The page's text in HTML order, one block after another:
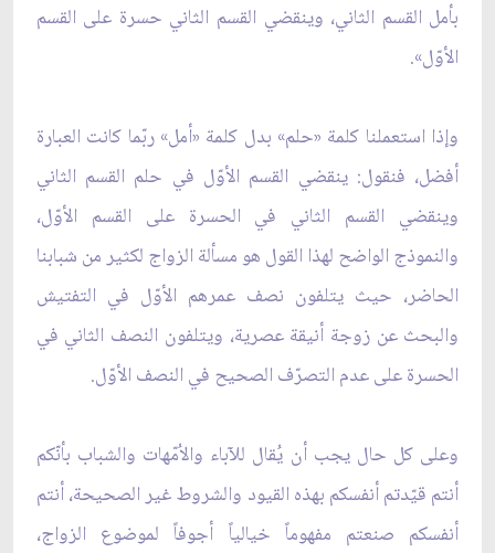
بأمل القسم الثاني، وينقضي القسم الثاني حسرة على القسم
الأوّل».
وإذا استعملنا كلمة «حلم» بدل كلمة «أمل» ربّما كانت العبارة
أفضل، فنقول: ينقضي القسم الأوّل في حلم القسم الثاني
وينقضي القسم الثاني في الحسرة على القسم الأوّل،
والنموذج الواضح لهذا القول هو مسألة الزواج لكثير من شبابنا
الحاضر، حيث يتلفون نصف عمرهم الأوّل في التفتيش
والبحث عن زوجة أنيقة عصرية، ويتلفون النصف الثاني في
الحسرة على عدم التصرّف الصحيح في النصف الأوّل.
وعلى كل حال يجب أن يُقال للآباء والاُمّهات والشباب بأنّكم
أنتم قيّدتم أنفسكم بهذه القيود والشروط غير الصحيحة، أنتم
أنفسكم صنعتم مفهوماً خيالياً أجوفاً لموضوع الزواج،